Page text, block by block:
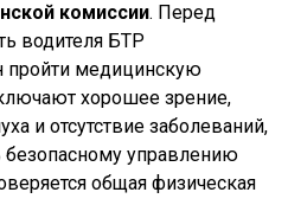
комиссии. Перед
водителя БТР
медицинскую
хорошее зрение,
и отсутствие заболеваний,
управлению
общая физическая